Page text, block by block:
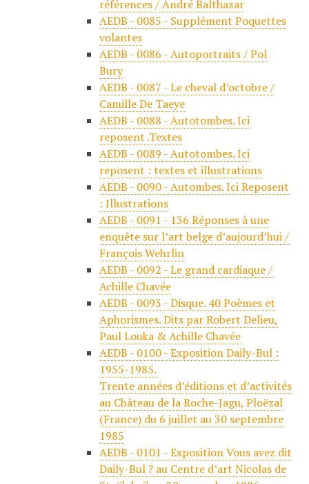
références / André Balthazar
AEDB - 0085 - Supplément Poquettes
volantes
AEDB - 0086 - Autoportraits / Pol
Bury
AEDB - 0087 - Le cheval d’octobre /
Camille De Taeye
AEDB - 0088 - Autotombes. Ici
reposent .Textes
AEDB - 0089 - Autotombes. Ici
reposent : textes et illustrations
AEDB - 0090 - Autombes. Ici Reposent
: Illustrations
AEDB - 0091 - 136 Réponses à une
enquête sur l’art belge d’aujourd’hui /
François Wehrlin
AEDB - 0092 - Le grand cardiaque /
Achille Chavée
AEDB - 0093 - Disque. 40 Poèmes et
Aphorismes. Dits par Robert Delieu,
Paul Louka & Achille Chavée
AEDB - 0100 - Exposition Daily-Bul :
1955-1985.
Trente années d’éditions et d’activités
au Château de la Roche-Jagu, Ploëzal
(France) du 6 juillet au 30 septembre
1985
AEDB - 0101 - Exposition Vous avez dit
Daily-Bul ? au Centre d’art Nicolas de